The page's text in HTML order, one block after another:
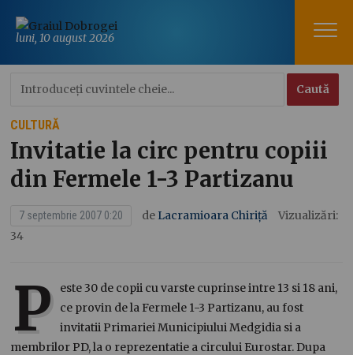
luni, 10 august 2026
CULTURĂ
Invitatie la circ pentru copiii
din Fermele 1-3 Partizanu
7 septembrie 2007 0:20 de Lacramioara Chiriță
Vizualizări:
34
P
este 30 de copii cu varste cuprinse intre 13 si 18 ani,
ce provin de la Fermele 1-3 Partizanu, au fost
invitatii Primariei Municipiului Medgidia si a
membrilor PD, la o reprezentatie a circului Eurostar. Dupa